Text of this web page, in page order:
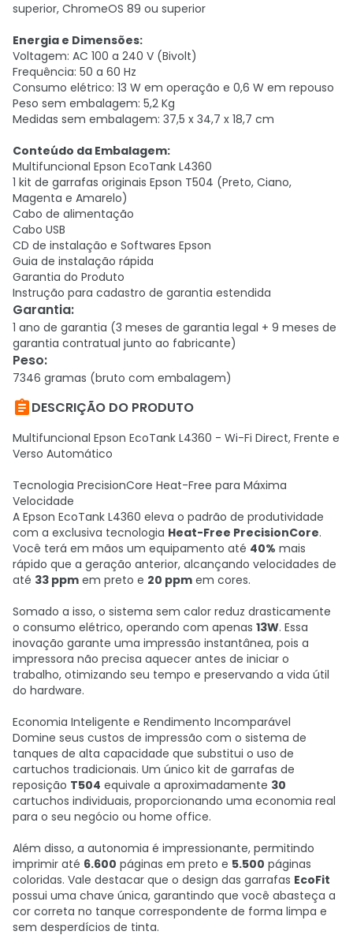
superior, ChromeOS 89 ou superior
Energia e Dimensões:
Voltagem: AC 100 a 240 V (Bivolt)
Frequência: 50 a 60 Hz
Consumo elétrico: 13 W em operação e 0,6 W em repouso
Peso sem embalagem: 5,2 Kg
Medidas sem embalagem: 37,5 x 34,7 x 18,7 cm
Conteúdo da Embalagem:
Multifuncional Epson EcoTank L4360
1 kit de garrafas originais Epson T504 (Preto, Ciano,
Magenta e Amarelo)
Cabo de alimentação
Cabo USB
CD de instalação e Softwares Epson
Guia de instalação rápida
Garantia do Produto
Instrução para cadastro de garantia estendida
Garantia:
1 ano de garantia (3 meses de garantia legal + 9 meses de
garantia contratual junto ao fabricante)
Peso:
7346 gramas (bruto com embalagem)
DESCRIÇÃO DO PRODUTO
Multifuncional Epson EcoTank L4360 - Wi-Fi Direct, Frente e
Verso Automático
Tecnologia PrecisionCore Heat-Free para Máxima
Velocidade
A Epson EcoTank L4360 eleva o padrão de produtividade
com a exclusiva tecnologia Heat-Free PrecisionCore.
Você terá em mãos um equipamento até 40% mais
rápido que a geração anterior, alcançando velocidades de
até 33 ppm em preto e 20 ppm em cores.
Somado a isso, o sistema sem calor reduz drasticamente
o consumo elétrico, operando com apenas 13W. Essa
inovação garante uma impressão instantânea, pois a
impressora não precisa aquecer antes de iniciar o
trabalho, otimizando seu tempo e preservando a vida útil
do hardware.
Economia Inteligente e Rendimento Incomparável
Domine seus custos de impressão com o sistema de
tanques de alta capacidade que substitui o uso de
cartuchos tradicionais. Um único kit de garrafas de
reposição T504 equivale a aproximadamente 30
cartuchos individuais, proporcionando uma economia real
para o seu negócio ou home office.
Além disso, a autonomia é impressionante, permitindo
imprimir até 6.600 páginas em preto e 5.500 páginas
coloridas. Vale destacar que o design das garrafas EcoFit
possui uma chave única, garantindo que você abasteça a
cor correta no tanque correspondente de forma limpa e
sem desperdícios de tinta.